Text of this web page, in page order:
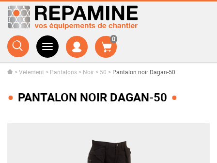
0
>Vêtement > Pantalons > Noir > 50 > Pantalon noir Dagan-50
PANTALON NOIR DAGAN-50